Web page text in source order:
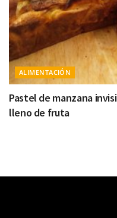
ALIMENTACIÓN
Pastel de manzana
lleno de fruta